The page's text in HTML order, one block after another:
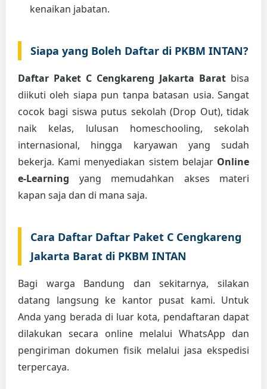
kenaikan jabatan.
Siapa yang Boleh Daftar di PKBM INTAN?
Daftar Paket C Cengkareng Jakarta Barat bisa
diikuti oleh siapa pun tanpa batasan usia. Sangat
cocok bagi siswa putus sekolah (Drop Out), tidak
naik kelas, lulusan homeschooling, sekolah
internasional, hingga karyawan yang sudah
bekerja. Kami menyediakan sistem belajar Online
e-Learning yang memudahkan akses materi
kapan saja dan di mana saja.
Cara Daftar Daftar Paket C Cengkareng
Jakarta Barat di PKBM INTAN
Bagi warga Bandung dan sekitarnya, silakan
datang langsung ke kantor pusat kami. Untuk
Anda yang berada di luar kota, pendaftaran dapat
dilakukan secara online melalui WhatsApp dan
pengiriman dokumen fisik melalui jasa ekspedisi
terpercaya.